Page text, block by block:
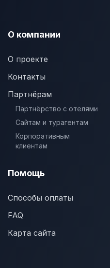
О компании
О проекте
Контакты
Партнёрам
Партнёрство с отелями
Сайтам и турагентам
Корпоративным
клиентам
Помощь
Способы оплаты
FAQ
Карта сайта